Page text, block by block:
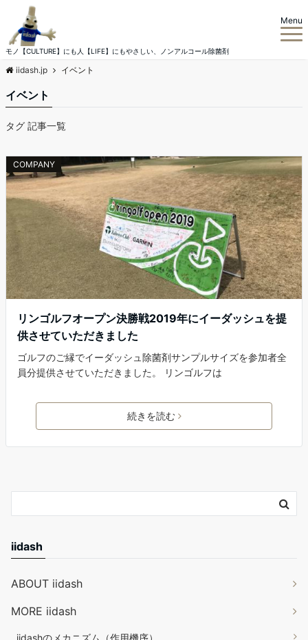
モノ【CULTURE】にも人【LIFE】にもやさしい、ノンアルコール除菌剤
Menu
iidash.jp イベント
イベント
タグ 記事一覧
COMPANY
リンゴルフオープン決勝戦2019年にイーダッシュを提
供させていただきました
ゴルフのご縁でイーダッシュ除菌剤サンプルサイズを参加者全
員分提供させていただきました。 リンゴルフは
続きを読む
iidash
ABOUT iidash
MORE iidash
iidashのメカニズム（作用機序）